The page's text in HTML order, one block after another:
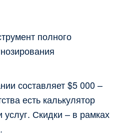
полного
составляет $5 000 –
есть калькулятор
услуг. Скидки – в рамках